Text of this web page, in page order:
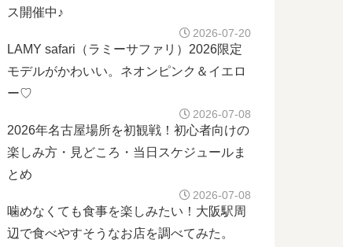
ス開催中♪
2026-07-20
LAMY safari（ラミーサファリ）2026限定
モデルがかわいい。ネオンピンク＆イエロ
ー♡
2026-07-08
2026年名古屋場所を初観戦！初心者向けの
楽しみ方・見どころ・当日スケジュールま
とめ
2026-07-08
噛めなくても食事を楽しみたい！大阪駅周
辺で食べやすそうなお店を調べてみた。